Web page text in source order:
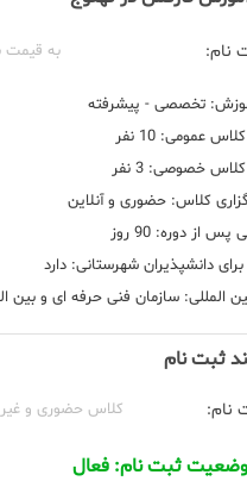
نام: به قیمت
تخصصی - پیشرفته
عمومی: 10 نفر
خصوصی: 3 نفر
کلاس: حضوری و آنلاین
پس از دوره: 90 روز
برای دانشپذیران شهرستانی: دارد
المللی: سازمان فنی حرفه ای و بین
ثبت نام
نام: کلاس حضوری و
وضعیت ثبت نام: فعال